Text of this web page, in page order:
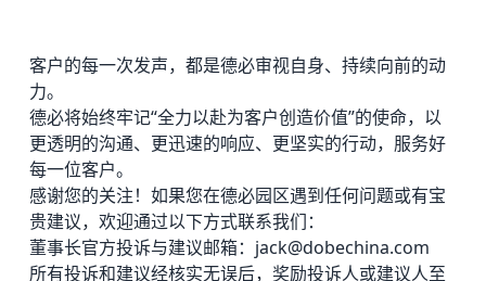
客户的每一次发声，都是德必审视自身、持续向前的动
力。
德必将始终牢记“全力以赴为客户创造价值”的使命，以
更透明的沟通、更迅速的响应、更坚实的行动，服务好
每一位客户。
感谢您的关注！如果您在德必园区遇到任何问题或有宝
贵建议，欢迎通过以下方式联系我们：
董事长官方投诉与建议邮箱：jack@dobechina.com
所有投诉和建议经核实无误后，奖励投诉人或建议人至